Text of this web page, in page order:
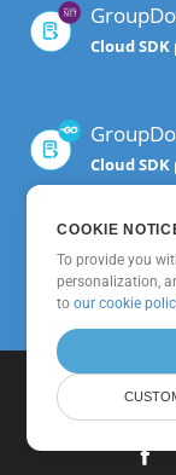
Cloud
Cloud
Cloud
COOKIE
To provide you
personalization,
toour cookie